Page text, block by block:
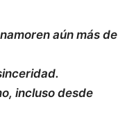
aún más de
incluso desde